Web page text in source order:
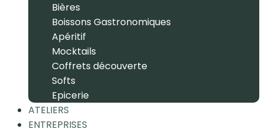
Bières
Boissons Gastronomiques
Apéritif
Mocktails
Coffrets découverte
Softs
Epicerie
ATELIERS
ENTREPRISES